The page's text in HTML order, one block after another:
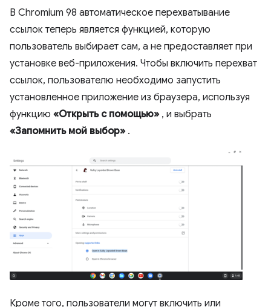
В Chromium 98 автоматическое перехватывание
ссылок теперь является функцией, которую
пользователь выбирает сам, а не предоставляет при
установке веб-приложения. Чтобы включить перехват
ссылок, пользователю необходимо запустить
установленное приложение из браузера, используя
функцию «Открыть с помощью» , и выбрать
«Запомнить мой выбор» .
Кроме того, пользователи могут включить или